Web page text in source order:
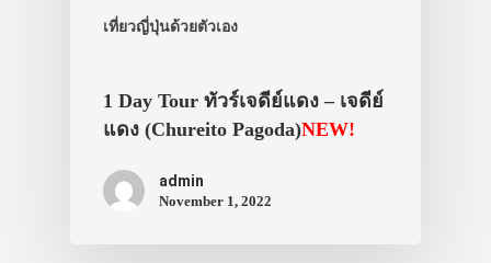
เที่ยวญี่ปุ่นด้วยตัวเอง
1 Day Tour ทัวร์เจดีย์แดง – เจดีย์
แดง (Chureito Pagoda)NEW!
admin
November 1, 2022